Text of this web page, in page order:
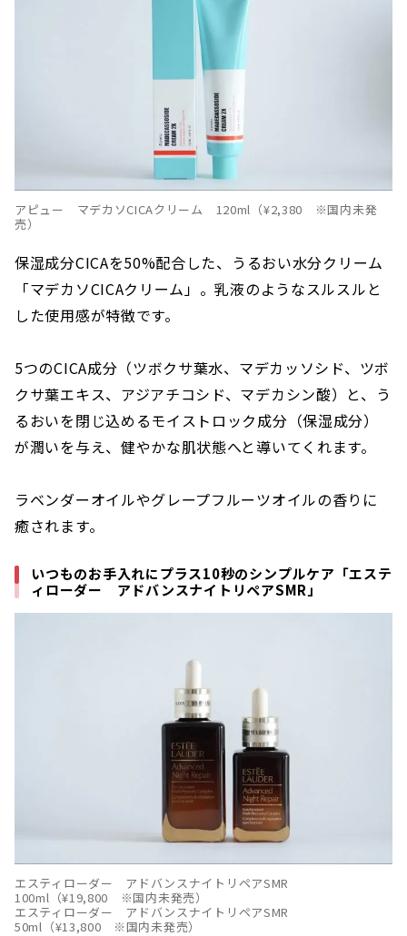
アピュー マデカソCICAクリーム 120ml（¥2,380 ※国内未発
売）
保湿成分CICAを50%配合した、うるおい水分クリーム
「マデカソCICAクリーム」。乳液のようなスルスルと
した使用感が特徴です。
5つのCICA成分（ツボクサ葉水、マデカッソシド、ツボ
クサ葉エキス、アジアチコシド、マデカシン酸）と、う
るおいを閉じ込めるモイストロック成分（保湿成分）
が潤いを与え、健やかな肌状態へと導いてくれます。
ラベンダーオイルやグレープフルーツオイルの香りに
癒されます。
いつものお手入れにプラス10秒のシンプルケア「エステ
ィローダー アドバンスナイトリペアSMR」
エスティローダー アドバンスナイトリペアSMR
100ml（¥19,800 ※国内未発売）
エスティローダー アドバンスナイトリペアSMR
50ml（¥13,800 ※国内未発売）